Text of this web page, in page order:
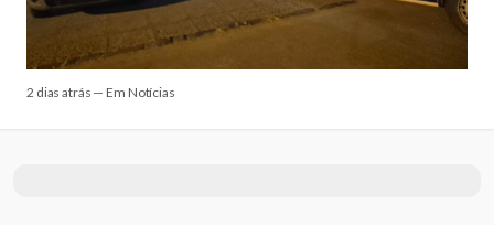
2 dias atrás — Em Notícias